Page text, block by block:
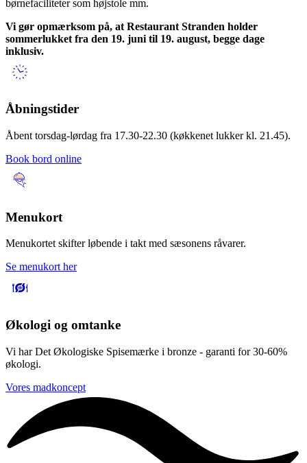
børnefaciliteter som højstole mm.
Vi gør opmærksom på, at Restaurant Stranden holder
sommerlukket fra den 19. juni til 19. august, begge dage
inklusiv.
Åbningstider
Åbent torsdag-lørdag fra 17.30-22.30 (køkkenet lukker kl. 21.45).
Book bord online
Menukort
Menukortet skifter løbende i takt med sæsonens råvarer.
Se menukort her
Økologi og omtanke
Vi har Det Økologiske Spisemærke i bronze - garanti for 30-60%
økologi.
Vores madkoncept